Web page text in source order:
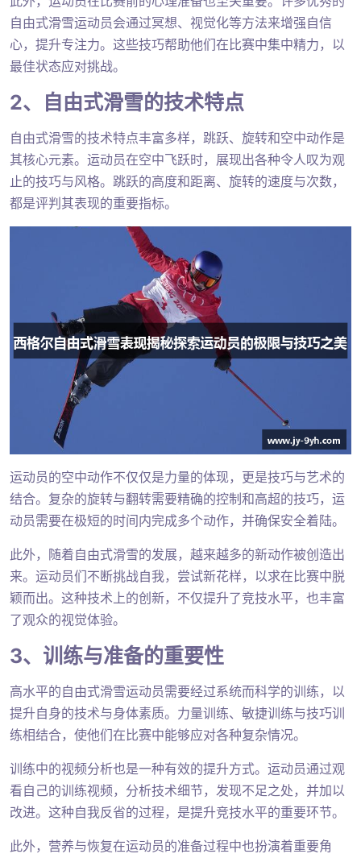
自由式滑雪运动员会通过冥想、视觉化等方法来增强自信
心，提升专注力。这些技巧帮助他们在比赛中集中精力，以
最佳状态应对挑战。
2、自由式滑雪的技术特点
自由式滑雪的技术特点丰富多样，跳跃、旋转和空中动作是
其核心元素。运动员在空中飞跃时，展现出各种令人叹为观
止的技巧与风格。跳跃的高度和距离、旋转的速度与次数，
都是评判其表现的重要指标。
运动员的空中动作不仅仅是力量的体现，更是技巧与艺术的
结合。复杂的旋转与翻转需要精确的控制和高超的技巧，运
动员需要在极短的时间内完成多个动作，并确保安全着陆。
此外，随着自由式滑雪的发展，越来越多的新动作被创造出
来。运动员们不断挑战自我，尝试新花样，以求在比赛中脱
颖而出。这种技术上的创新，不仅提升了竞技水平，也丰富
了观众的视觉体验。
3、训练与准备的重要性
高水平的自由式滑雪运动员需要经过系统而科学的训练，以
提升自身的技术与身体素质。力量训练、敏捷训练与技巧训
练相结合，使他们在比赛中能够应对各种复杂情况。
训练中的视频分析也是一种有效的提升方式。运动员通过观
看自己的训练视频，分析技术细节，发现不足之处，并加以
改进。这种自我反省的过程，是提升竞技水平的重要环节。
此外，营养与恢复在运动员的准备过程中也扮演着重要角